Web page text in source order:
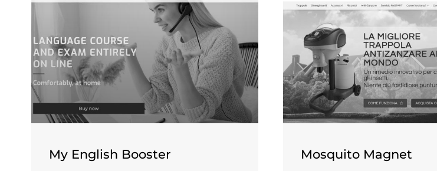
My English Booster Mosquito Magnet